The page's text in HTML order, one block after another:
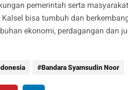
pemerintah serta
bisa tumbuh dan
ekonomi, perdagangan dan
Bandara Syamsudin Noor